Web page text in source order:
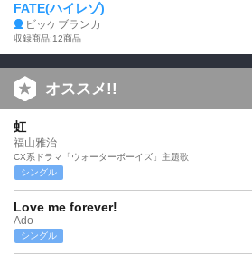
FATE(ハイレゾ)
ビッケブランカ
収録商品:12商品
オススメ!!
虹
福山雅治
CX系ドラマ「ウォーターボーイズ」主題歌
シングル
Love me forever!
Ado
シングル